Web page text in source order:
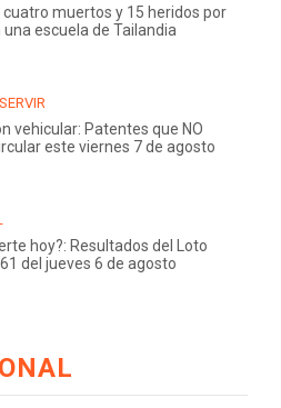
muertos y 15 heridos por
escuela de Tailandia
vehicular: Patentes que NO
este viernes 7 de agosto
hoy?: Resultados del Loto
del jueves 6 de agosto